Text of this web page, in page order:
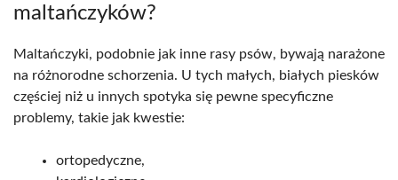
maltańczyków?
Maltańczyki, podobnie jak inne rasy psów, bywają narażone
na różnorodne schorzenia. U tych małych, białych piesków
częściej niż u innych spotyka się pewne specyficzne
problemy, takie jak kwestie:
ortopedyczne,